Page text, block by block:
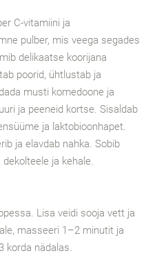
C-vitamiini ja
pulber, mis veega segades
delikaatse koorijana
poorid, ühtlustab ja
musti komedoone ja
ja peeneid kortse. Sisaldab
ja laktobioonhapet.
ja elavdab nahka. Sobib
ja kehale.
Lisa veidi sooja vett ja
masseeri 1–2 minutit ja
korda nädalas.